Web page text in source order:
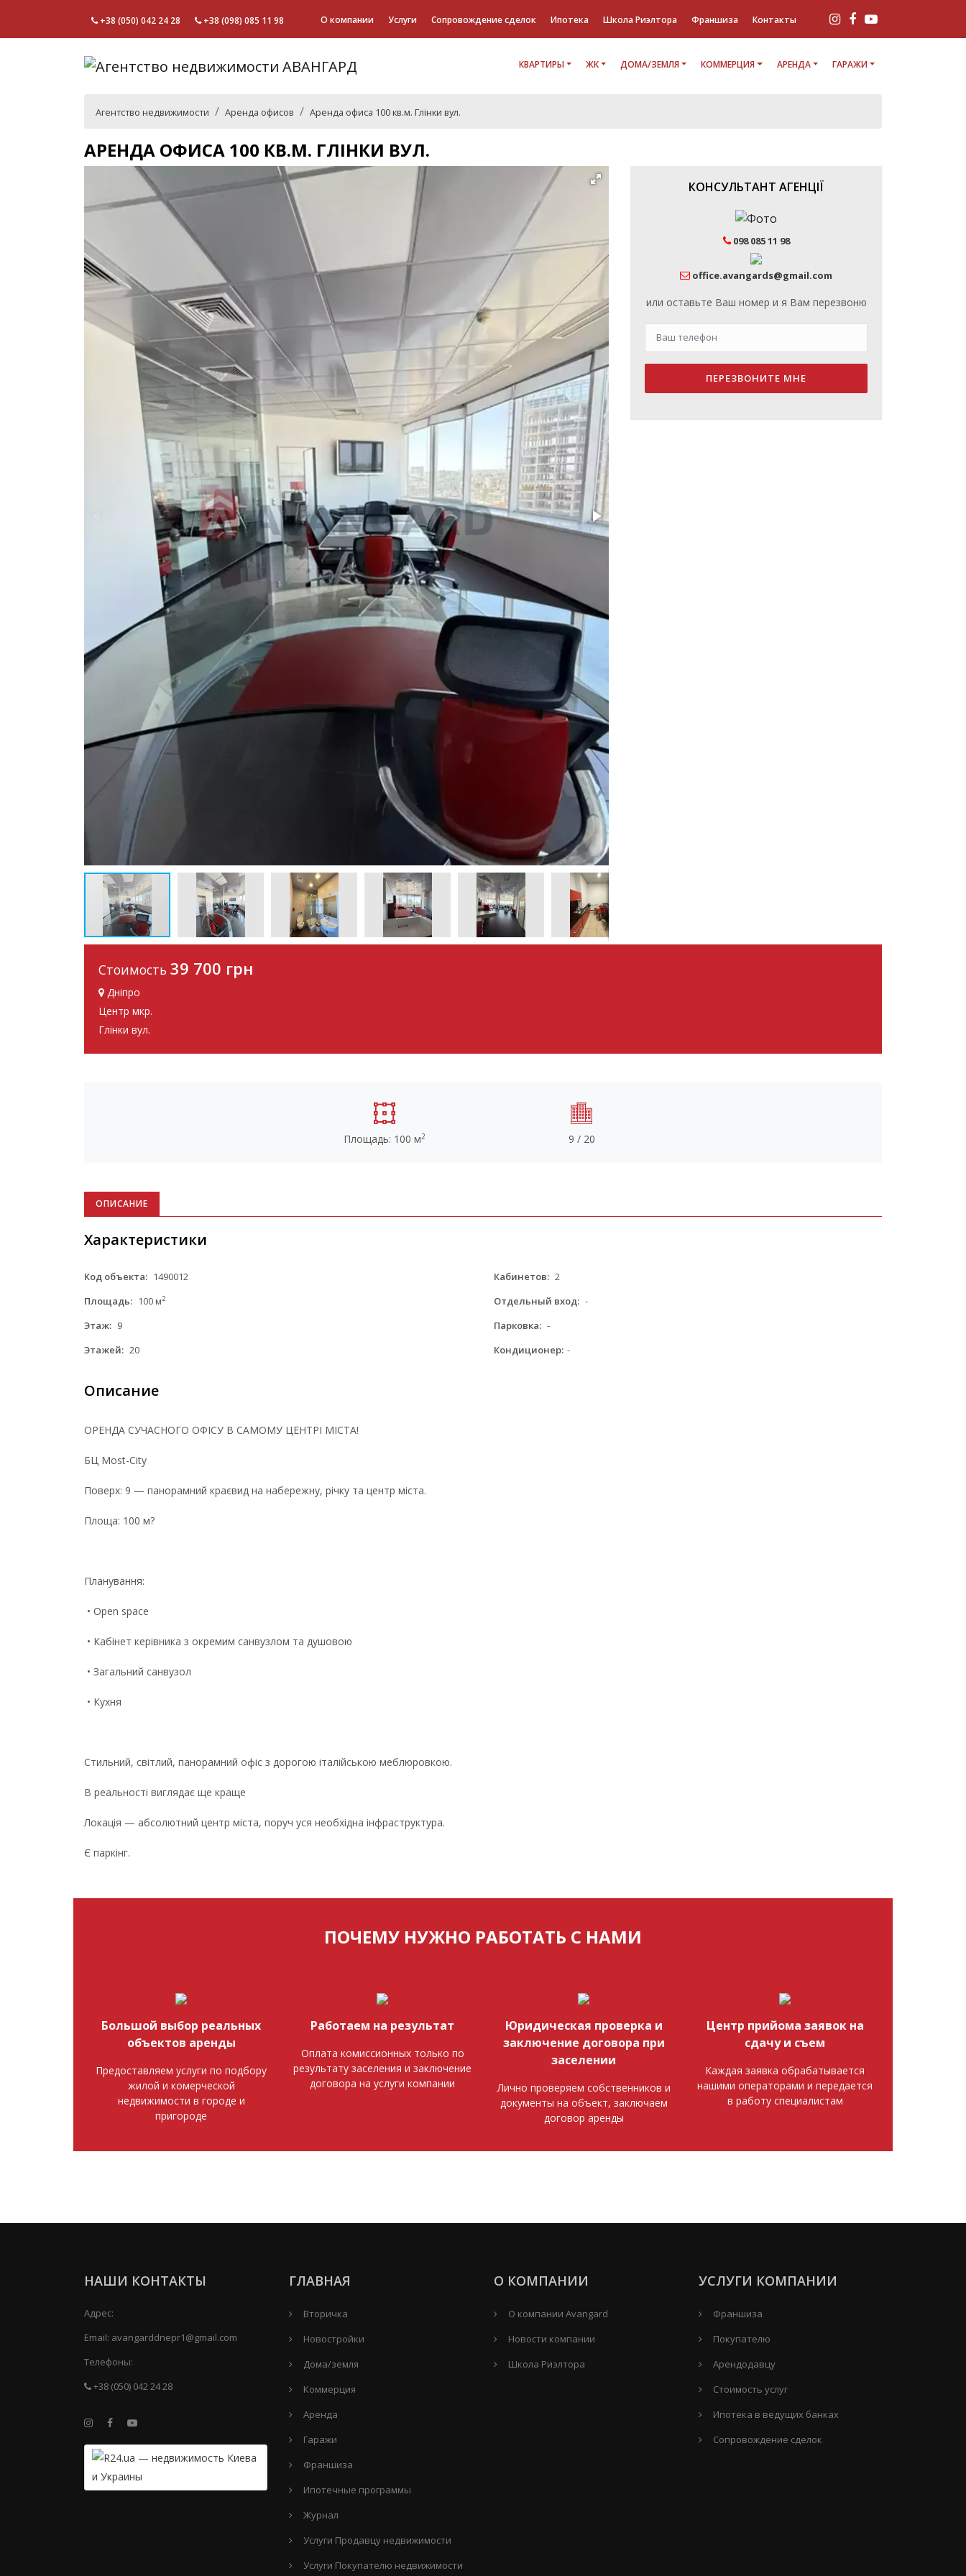
+38 (050) 042 24 28 +38 (098) 085 11 98 О компании Услуги Сопровождение сделок Ипотека Школа Риэлтора Франшиза Контакты
КВАРТИРЫ ЖК ДОМА/ЗЕМЛЯ КОММЕРЦИЯ АРЕНДА ГАРАЖИ
Агентство недвижимости Аренда офисов Аренда офиса 100 кв.м. Глінки вул.
АРЕНДА ОФИСА 100 КВ.М. ГЛІНКИ ВУЛ.
КОНСУЛЬТАНТ АГЕНЦІЇ
098 085 11 98
office.avangards@gmail.com
или оставьте Ваш номер и я Вам перезвоню
ПЕРЕЗВОНИТЕ МНЕ
Стоимость 39 700 грн
Дніпро
Центр мкр.
Глінки вул.
Площадь: 100 м2 9 / 20
ОПИСАНИЕ
Характеристики
Код объекта: 1490012
Площадь: 100 м2
Этаж: 9
Этажей: 20
Кабинетов: 2
Отдельный вход: -
Парковка: -
Кондиционер: -
Описание
ОРЕНДА СУЧАСНОГО ОФІСУ В САМОМУ ЦЕНТРІ МІСТА!
БЦ Most-City
Поверх: 9 — панорамний краєвид на набережну, річку та центр міста.
Площа: 100 м?
Планування:
• Open space
• Кабінет керівника з окремим санвузлом та душовою
• Загальний санвузол
• Кухня
Стильний, світлий, панорамний офіс з дорогою італійською меблюровкою.
В реальності виглядає ще краще
Локація — абсолютний центр міста, поруч уся необхідна інфраструктура.
Є паркінг.
ПОЧЕМУ НУЖНО РАБОТАТЬ С НАМИ
Большой выбор реальных
объектов аренды
Предоставляем услуги по подбору
жилой и комерческой
недвижимости в городе и
пригороде
Работаем на результат
Оплата комиссионных только по
результату заселения и заключение
договора на услуги компании
Юридическая проверка и
заключение договора при
заселении
Лично проверяем собственников и
документы на объект, заключаем
договор аренды
Центр прийома заявок на
сдачу и съем
Каждая заявка обрабатывается
нашими операторами и передается
в работу специалистам
НАШИ КОНТАКТЫ
Адрес:
Email: avangarddnepr1@gmail.com
Телефоны:
+38 (050) 042 24 28
ГЛАВНАЯ
Вторичка
Новостройки
Дома/земля
Коммерция
Аренда
Гаражи
Франшиза
Ипотечные программы
Журнал
Услуги Продавцу недвижимости
Услуги Покупателю недвижимости
О КОМПАНИИ
О компании Avangard
Новости компании
Школа Риэлтора
УСЛУГИ КОМПАНИИ
Франшиза
Покупателю
Арендодавцу
Стоимость услуг
Ипотека в ведущих банках
Сопровождение сделок